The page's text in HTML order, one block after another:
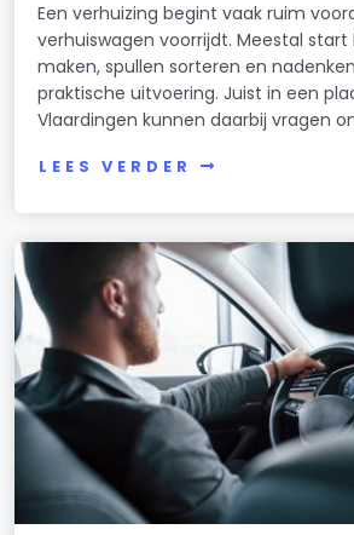
Een verhuizing begint vaak ruim
verhuiswagen voorrijdt. Meestal
maken, spullen sorteren en
praktische uitvoering. Juist in een
Vlaardingen kunnen daarbij vragen
LEES VERDER